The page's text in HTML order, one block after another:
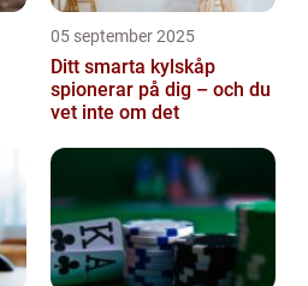
05 september 2025
Ditt smarta kylskåp
spionerar på dig – och du
vet inte om det